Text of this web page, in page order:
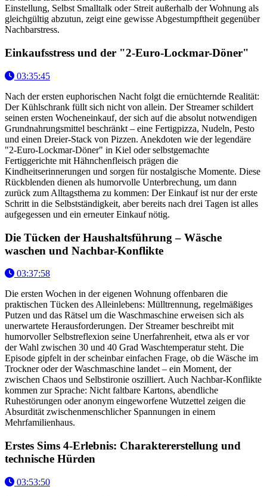
Einstellung, Selbst Smalltalk oder Streit außerhalb der Wohnung als
gleichgültig abzutun, zeigt eine gewisse Abgestumpftheit gegenüber
Nachbarstress.
Einkaufsstress und der "2-Euro-Lockmar-Döner"
03:35:45
Nach der ersten euphorischen Nacht folgt die ernüchternde Realität:
Der Kühlschrank füllt sich nicht von allein. Der Streamer schildert
seinen ersten Wocheneinkauf, der sich auf die absolut notwendigen
Grundnahrungsmittel beschränkt – eine Fertigpizza, Nudeln, Pesto
und einen Dreier-Stack von Pizzen. Anekdoten wie der legendäre
"2-Euro-Lockmar-Döner" in Kiel oder selbstgemachte
Fertiggerichte mit Hähnchenfleisch prägen die
Kindheitserinnerungen und sorgen für nostalgische Momente. Diese
Rückblenden dienen als humorvolle Unterbrechung, um dann
zurück zum Alltagsthema zu kommen: Der Einkauf ist nur der erste
Schritt in die Selbstständigkeit, aber bereits nach drei Tagen ist alles
aufgegessen und ein erneuter Einkauf nötig.
Die Tücken der Haushaltsführung – Wäsche
waschen und Nachbar-Konflikte
03:37:58
Die ersten Wochen in der eigenen Wohnung offenbaren die
praktischen Tücken des Alleinlebens: Mülltrennung, regelmäßiges
Putzen und das Rätsel um die Waschmaschine erweisen sich als
unerwartete Herausforderungen. Der Streamer beschreibt mit
humorvoller Selbstreflexion seine Unerfahrenheit, etwa als er vor
der Wahl zwischen 30 und 40 Grad Waschtemperatur steht. Die
Episode gipfelt in der scheinbar einfachen Frage, ob die Wäsche im
Trockner oder der Waschmaschine landet – ein Moment, der
zwischen Chaos und Selbstironie oszilliert. Auch Nachbar-Konflikte
kommen zur Sprache: Nicht faltbare Kartons, abendliche
Ruhestörungen oder anonym eingeworfene Wutzettel zeigen die
Absurdität zwischenmenschlicher Spannungen in einem
Mehrfamilienhaus.
Erstes Sims 4-Erlebnis: Charaktererstellung und
technische Hürden
03:53:50